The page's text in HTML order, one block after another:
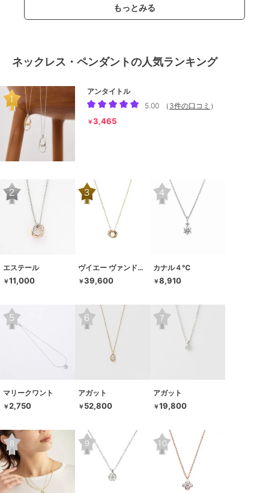
もっとみる
ネックレス・ペンダントの人気ランキング
アンタイトル
5.00
（ 3件の口コミ ）
￥3,465
エステール
￥11,000
ヴイエー ヴァンドーム青山
￥39,600
カナル４℃
￥8,910
マリークワント
￥2,750
アガット
￥ 52,800
アガット
￥19,800